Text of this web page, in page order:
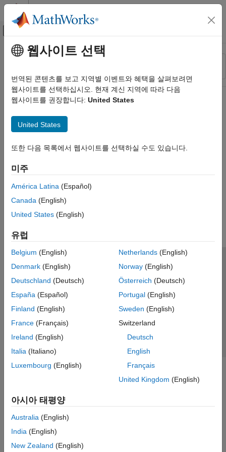
콘텐츠로 바로 가기
오프캔버스 탐색 메뉴 토글
리소스
상태
주요 콘텐츠
웹사이트 선택
번역된 콘텐츠를 보고 지역별 이벤트와 혜택을 살펴보려면
웹사이트를 선택하십시오. 현재 계신 지역에 따라 다음
웹사이트를 권장합니다: United States
United States
또한 다음 목록에서 웹사이트를 선택하실 수도 있습니다.
미주
América Latina (Español)
Canada (English)
United States (English)
유럽
Belgium (English)
Denmark (English)
Deutschland (Deutsch)
España (Español)
Finland (English)
France (Français)
Ireland (English)
Italia (Italiano)
Luxembourg (English)
Netherlands(English)
Norway(English)
Österreich (Deutsch)
Portugal(English)
Sweden (English)
Switzerland
Deutsch
English
Français
United Kingdom (English)
아시아 태평양
Australia (English)
India (English)
New Zealand (English)
신뢰 센터 등록 상표 개인정보 취급방침
불법 복제 방지
애플리케이션 상태
© 1994-2026 The MathWorks, Inc.